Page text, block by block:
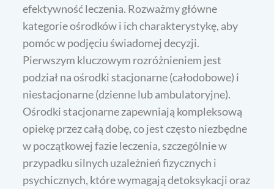
efektywność leczenia. Rozważmy główne
kategorie ośrodków i ich charakterystykę, aby
pomóc w podjęciu świadomej decyzji.
Pierwszym kluczowym rozróżnieniem jest
podział na ośrodki stacjonarne (całodobowe) i
niestacjonarne (dzienne lub ambulatoryjne).
Ośrodki stacjonarne zapewniają kompleksową
opiekę przez całą dobę, co jest często niezbędne
w początkowej fazie leczenia, szczególnie w
przypadku silnych uzależnień fizycznych i
psychicznych, które wymagają detoksykacji oraz